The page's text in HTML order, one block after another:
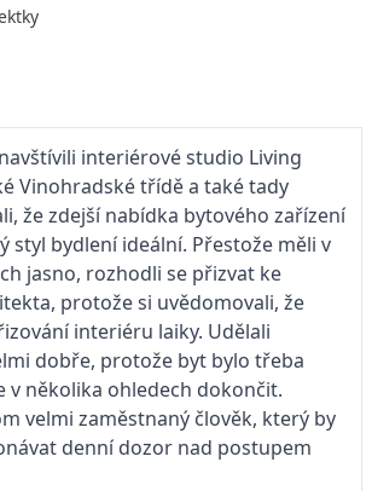
interiérové studio Living
Vinohradské třídě a také tady
že zdejší nabídka bytového zařízení
styl bydlení ideální. Přestože měli v
jasno, rozhodli se přizvat ke
protože si uvědomovali, že
interiéru laiky. Udělali
dobře, protože byt bylo třeba
v několika ohledech dokončit.
velmi zaměstnaný člověk, který by
denní dozor nad postupem